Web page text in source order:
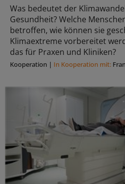
Was bedeutet der
Gesundheit? Welche
betroffen, wie können sie
Klimaextreme vorbereitet
das für Praxen und Kliniken?
Kooperation | In Kooperation mit: